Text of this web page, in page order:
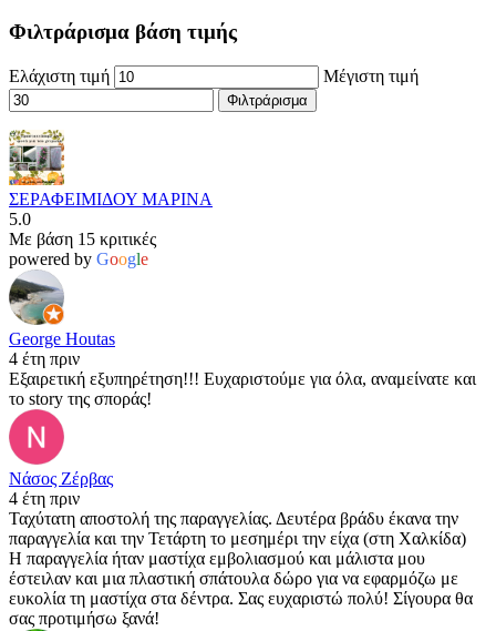
Φιλτράρισμα βάση τιμής
Ελάχιστη τιμή Μέγιστη τιμή
Φιλτράρισμα
ΣΕΡΑΦΕΙΜΙΔΟΥ ΜΑΡΙΝΑ
5.0
Με βάση 15 κριτικές
powered by Google
George Houtas
4 έτη πριν
Εξαιρετική εξυπηρέτηση!!! Ευχαριστούμε για όλα, αναμείνατε και
το story της σποράς!
Νάσος Ζέρβας
4 έτη πριν
Ταχύτατη αποστολή της παραγγελίας. Δευτέρα βράδυ έκανα την
παραγγελία και την Τετάρτη το μεσημέρι την είχα (στη Χαλκίδα)
Η παραγγελία ήταν μαστίχα εμβολιασμού και μάλιστα μου
έστειλαν και μια πλαστική σπάτουλα δώρο για να εφαρμόζω με
ευκολία τη μαστίχα στα δέντρα. Σας ευχαριστώ πολύ! Σίγουρα θα
σας προτιμήσω ξανά!